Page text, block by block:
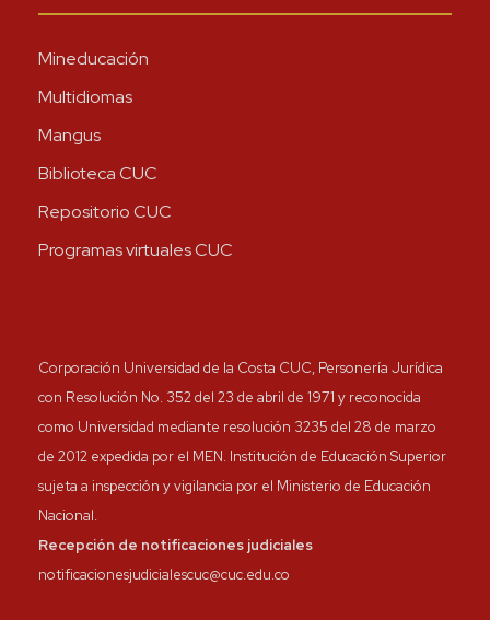
Mineducación
Multidiomas
Mangus
Biblioteca CUC
Repositorio CUC
Programas virtuales CUC
Corporación Universidad de la Costa CUC, Personería Jurídica
con Resolución No. 352 del 23 de abril de 1971 y reconocida
como Universidad mediante resolución 3235 del 28 de marzo
de 2012 expedida por el MEN. Institución de Educación Superior
sujeta a inspección y vigilancia por el Ministerio de Educación
Nacional.
Recepción de notificaciones judiciales
notificacionesjudicialescuc@cuc.edu.co